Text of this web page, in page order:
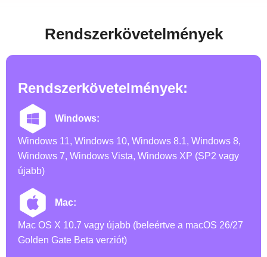
Rendszerkövetelmények
Rendszerkövetelmények:
Windows:
Windows 11, Windows 10, Windows 8.1, Windows 8,
Windows 7, Windows Vista, Windows XP (SP2 vagy
újabb)
Mac:
Mac OS X 10.7 vagy újabb (beleértve a macOS 26/27
Golden Gate Beta verziót)